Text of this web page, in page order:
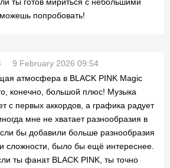
попробовать!
9 February 2026 09:54
атмосфера в BLACK PINK Magic
конечно, большой плюс! Музыка
с первых аккордов, а графика радует
мне не хватает разнообразия в
бы добавили больше разнообразия
сложности, было бы ещё интереснее.
ты фанат BLACK PINK, ты точно